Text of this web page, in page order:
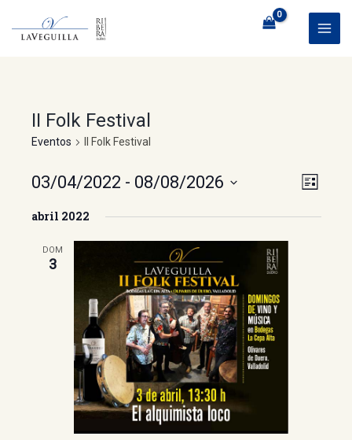
contenido
II Folk Festival
Eventos II Folk Festival
vistas
LISTA
03/04/2022 - 08/08/2026
fecha.
abril 2022
DOM
3